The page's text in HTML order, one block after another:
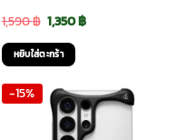
1,590฿ Original
price
was:
1,590 ฿.
1,350฿Current
1,350 ฿.
หยิบใส่ตะกร้า
-15%